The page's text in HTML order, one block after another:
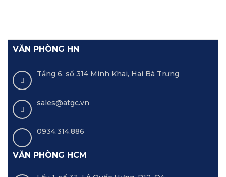
VĂN PHÒNG HN
Tầng 6, số 314 Minh Khai, Hai Bà Trưng
sales@atgc.vn
0934.314.886
VĂN PHÒNG HCM